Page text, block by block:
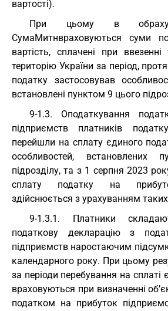
вартості).
При цьому в
СумаМитнвраховуються суми
вартість, сплачені при
територію України за період,
податку застосовував
встановлені пунктом 9 цього
9-1.3. Оподаткування
підприємств платників
перейшли на сплату єдиного
особливостей, встановлених
підрозділу, та з 1 серпня 2023
сплату податку на
здійснюється з урахуванням
9-1.3.1. Платники
податкову декларацію з
підприємств наростаючим
календарного року. При цьому
за періоди перебування на сплаті
враховуються при визначенні
податком на прибуток